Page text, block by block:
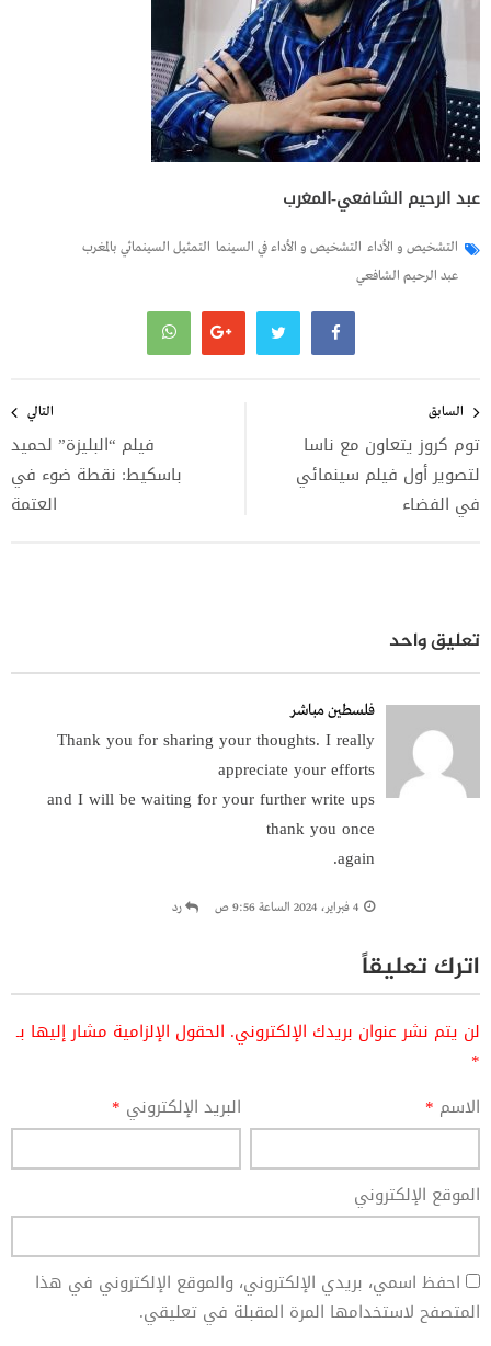
عبد الرحيم الشافعي-المغرب
التشخيص و الأداء التشخيص و الأداء في السينما التمثيل السينمائي بالمغرب
عبد الرحيم الشافعي
المقالات
السابق
توم كروز يتعاون مع ناسا
لتصوير أول فيلم سينمائي
في الفضاء
التالي
فيلم “البليزة” لحميد
باسكيط: نقطة ضوء في
العتمة
تعليق واحد
فلسطين مباشر
Thank you for sharing your thoughts. I really
appreciate your efforts
and I will be waiting for your further write ups
thank you once
again.
4 فبراير، 2024 الساعة 9:56 ص رد
اترك تعليقاً
لن يتم نشر عنوان بريدك الإلكتروني. الحقول الإلزامية مشار إليها بـ
*
الاسم * البريد الإلكتروني *
الموقع الإلكتروني
احفظ اسمي، بريدي الإلكتروني، والموقع الإلكتروني في هذا
المتصفح لاستخدامها المرة المقبلة في تعليقي.